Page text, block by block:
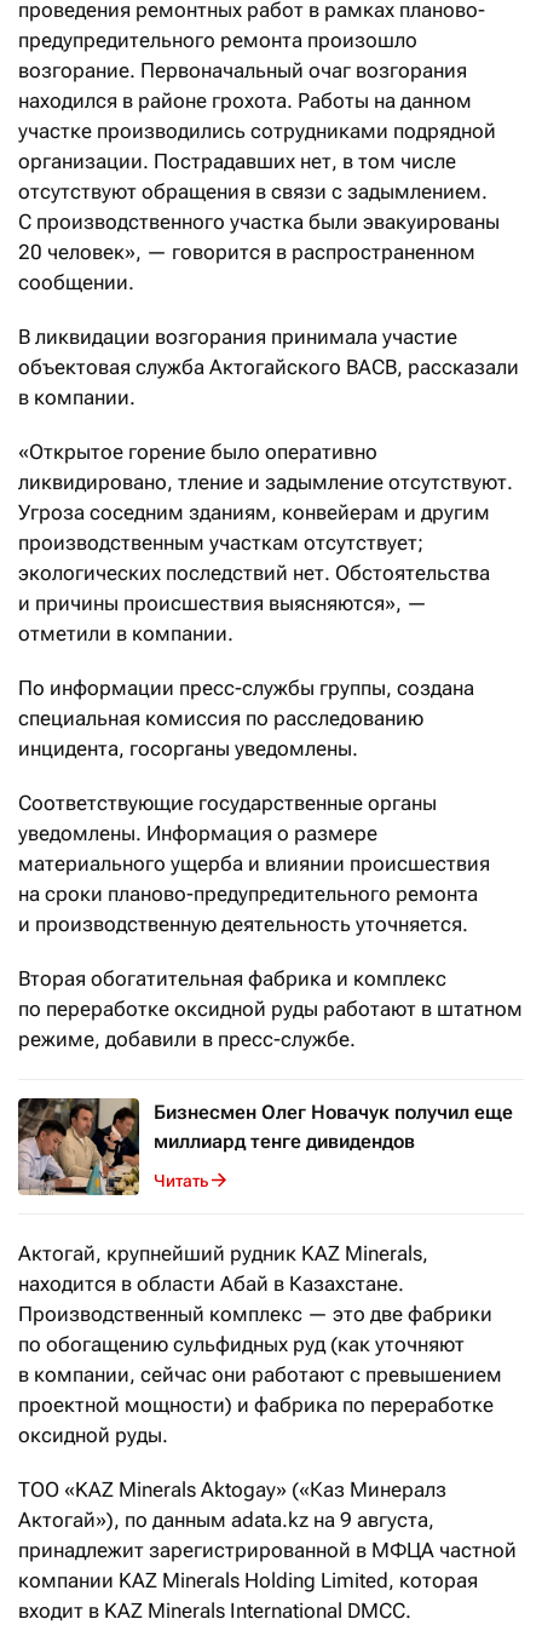
проведения ремонтных работ в рамках планово-
предупредительного ремонта произошло
возгорание. Первоначальный очаг возгорания
находился в районе грохота. Работы на данном
участке производились сотрудниками подрядной
организации. Пострадавших нет, в том числе
отсутствуют обращения в связи с задымлением.
С производственного участка были эвакуированы
20 человек», — говорится в распространенном
сообщении.
В ликвидации возгорания принимала участие
объектовая служба Актогайского ВАСВ, рассказали
в компании.
«Открытое горение было оперативно
ликвидировано, тление и задымление отсутствуют.
Угроза соседним зданиям, конвейерам и другим
производственным участкам отсутствует;
экологических последствий нет. Обстоятельства
и причины происшествия выясняются», —
отметили в компании.
По информации пресс-службы группы, создана
специальная комиссия по расследованию
инцидента, госорганы уведомлены.
Соответствующие государственные органы
уведомлены. Информация о размере
материального ущерба и влиянии происшествия
на сроки планово-предупредительного ремонта
и производственную деятельность уточняется.
Вторая обогатительная фабрика и комплекс
по переработке оксидной руды работают в штатном
режиме, добавили в пресс-службе.
Бизнесмен Олег Новачук получил еще
миллиард тенге дивидендов
Читать
Актогай, крупнейший рудник KAZ Minerals,
находится в области Абай в Казахстане.
Производственный комплекс — это две фабрики
по обогащению сульфидных руд (как уточняют
в компании, сейчас они работают с превышением
проектной мощности) и фабрика по переработке
оксидной руды.
ТОО «KAZ Minerals Aktogay» («Каз Минералз
Актогай»), по данным adata.kz на 9 августа,
принадлежит зарегистрированной в МФЦА частной
компании KAZ Minerals Holding Limited, которая
входит в KAZ Minerals International DMCC.